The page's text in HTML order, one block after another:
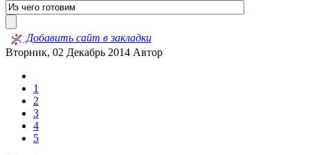
Добавить сайт в закладки
Вторник, 02 Декабрь 2014 Автор
1
2
3
4
5